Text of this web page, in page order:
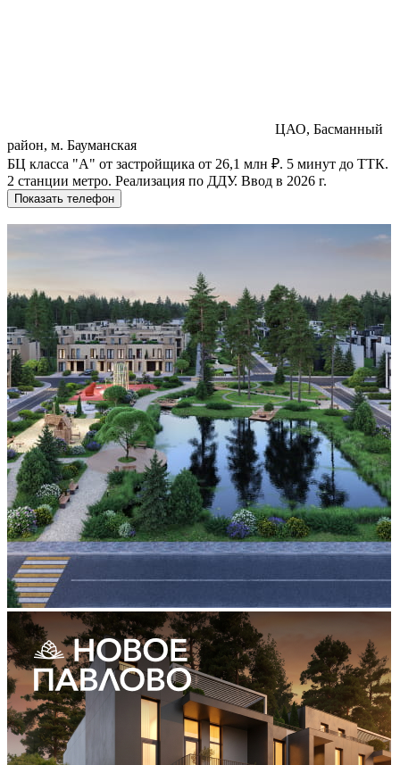
ЦАО, Басманный
район, м. Бауманская
БЦ класса "А" от застройщика от 26,1 млн ₽. 5 минут до ТТК.
2 станции метро. Реализация по ДДУ. Ввод в 2026 г.
Показать телефон